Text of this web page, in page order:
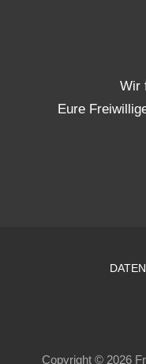
Wir
Eure
Copyright © 2026